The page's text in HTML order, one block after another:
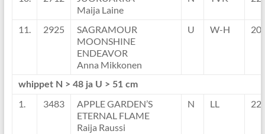
Maija Laine
11. 2925
SAGRAMOUR
MOONSHINE
ENDEAVOR
Anna Mikkonen
U W-H
whippet N > 48 ja U > 51 cm
1. 3483
APPLE GARDEN’S
ETERNAL FLAME
Raija Raussi
N LL